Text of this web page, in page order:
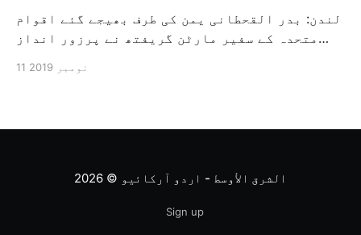
لندن: بدر القحطانی یمن کی طرف بھیجے گئے اقوام
متحدہ کے سفیر مارٹن گریفتھ نے پرزور انداز
ثالثی اور اس کشمکش کی حدبندی کرنے کے لئے ایک
11 نومبر 2019
الشرق الأوسط - اردو آرکائیو © 2026
Sign up